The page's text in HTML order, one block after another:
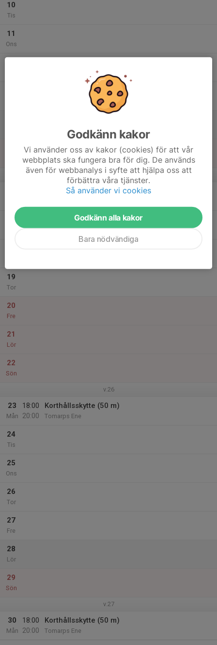
10
Tis
11
Ons
v.25
Korthållsskytte (50 m)
17
19
Tor
20
Fre
21
Lör
22
Sön
v.26
23
Mån
18:00
20:00
Korthållsskytte (50 m)
Tomarps Ene
24
Tis
25
Ons
26
Tor
27
Fre
28
Lör
29
Sön
v.27
30
Mån
18:00
20:00
Korthållsskytte (50 m)
Tomarps Ene
Godkänn kakor
Vi använder oss av kakor (cookies) för att vår
webbplats ska fungera bra för dig. De används
även för webbanalys i syfte att hjälpa oss att
förbättra våra tjänster.
Så använder vi cookies
Godkänn alla kakor
Bara nödvändiga